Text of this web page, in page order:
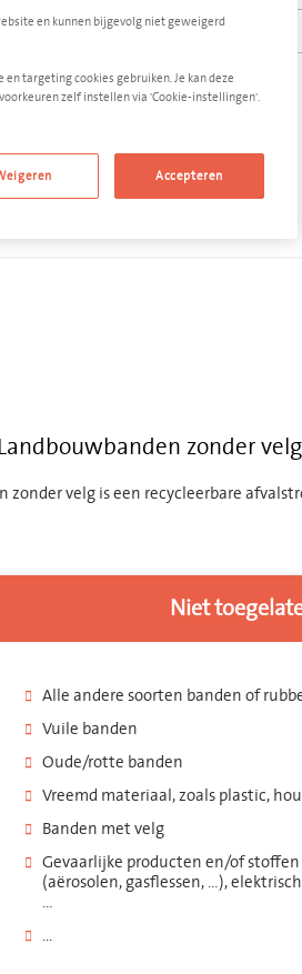
zonder
velg is een recycleerbare
Niet
Alle andere soorten banden of
Vuile banden
Oude/rotte banden
Vreemd materiaal, zoals plastic,
Banden met velg
Gevaarlijke producten en/of
(aërosolen, gasflessen, …),
…
...
en kunnen bijgevolg niet geweigerd
targeting cookies gebruiken. Je kan deze
zelf instellen via 'Cookie-instellingen'.
Accepteren